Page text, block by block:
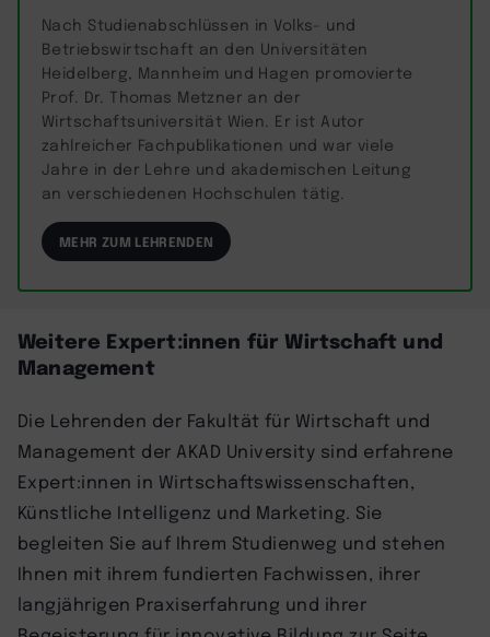
Nach Studienabschlüssen in Volks- und
Betriebswirtschaft an den Universitäten
Heidelberg, Mannheim und Hagen promovierte
Prof. Dr. Thomas Metzner an der
Wirtschaftsuniversität Wien. Er ist Autor
zahlreicher Fachpublikationen und war viele
Jahre in der Lehre und akademischen Leitung
an verschiedenen Hochschulen tätig.
MEHR ZUM LEHRENDEN
Weitere Expert:innen für Wirtschaft und
Management
Die Lehrenden der Fakultät für Wirtschaft und
Management der AKAD University sind erfahrene
Expert:innen in Wirtschaftswissenschaften,
Künstliche Intelligenz und Marketing. Sie
begleiten Sie auf Ihrem Studienweg und stehen
Ihnen mit ihrem fundierten Fachwissen, ihrer
langjährigen Praxiserfahrung und ihrer